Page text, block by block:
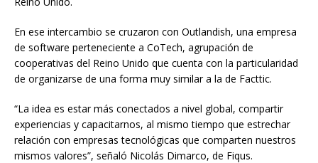
En ese intercambio se cruzaron con Outlandish, una empresa
de software perteneciente a CoTech, agrupación de
cooperativas del Reino Unido que cuenta con la particularidad
de organizarse de una forma muy similar a la de Facttic.
“La idea es estar más conectados a nivel global, compartir
experiencias y capacitarnos, al mismo tiempo que estrechar
relación con empresas tecnológicas que comparten nuestros
mismos valores”, señaló Nicolás Dimarco, de Fiqus.